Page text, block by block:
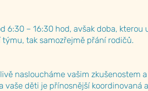
6:30 – 16:30 hod, avšak doba,
tak samozřejmě přání rodičů.
nasloucháme vašim zkušenostem
vaše děti je přínosnější koordinovaná